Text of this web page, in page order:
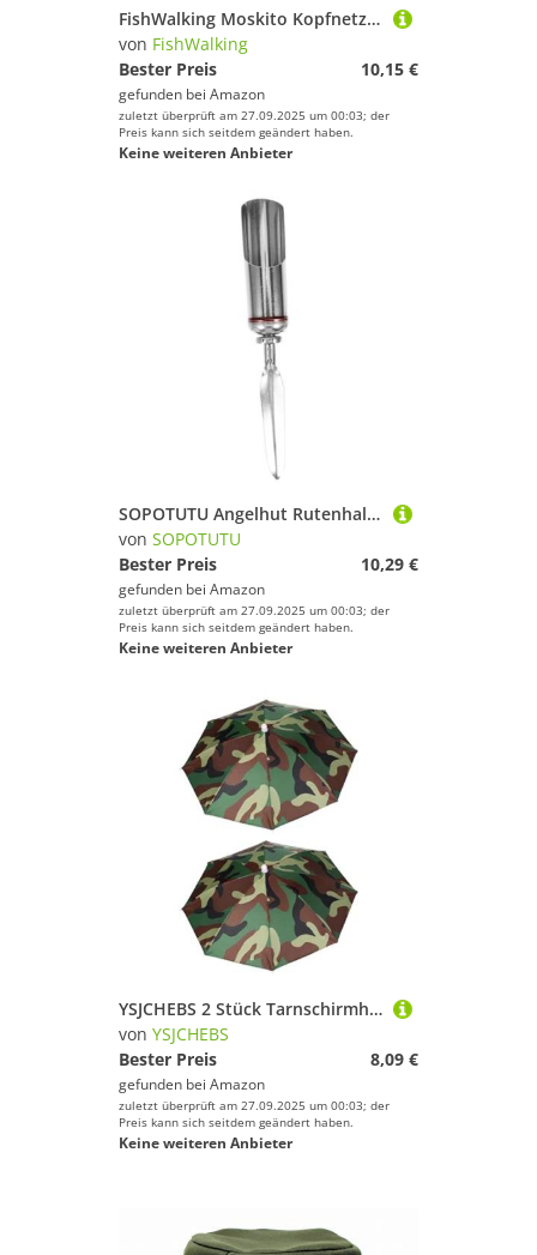
FishWalking Moskito Kopfnetz Bienenzucht Hut Frucht Grün Einheitsgröße
von FishWalking
Bester Preis
10,15 €
gefunden bei Amazon
zuletzt überprüft am 27.09.2025 um 00:03; der
Preis kann sich seitdem geändert haben.
Keine weiteren Anbieter
SOPOTUTU Angelhut Rutenhalter aus Metall Robuster und Korrosionsbeständiger Erdspieß für Bankangeln Einfacher Aufbau Tragbar Geeignet für Anfänger und Angelfans
von SOPOTUTU
Bester Preis
10,29 €
gefunden bei Amazon
zuletzt überprüft am 27.09.2025 um 00:03; der
Preis kann sich seitdem geändert haben.
Keine weiteren Anbieter
YSJCHEBS 2 Stück Tarnschirmhüte, Sonnenhüte Für Erwachsene, Wandschirme, Angelhüte Mit Fächern Für Damen Und Herren, Angelschirme, Regenhüte Zum Angeln, Kinderschirme Mit Uv-Schutz
von YSJCHEBS
Bester Preis
8,09 €
gefunden bei Amazon
zuletzt überprüft am 27.09.2025 um 00:03; der
Preis kann sich seitdem geändert haben.
Keine weiteren Anbieter